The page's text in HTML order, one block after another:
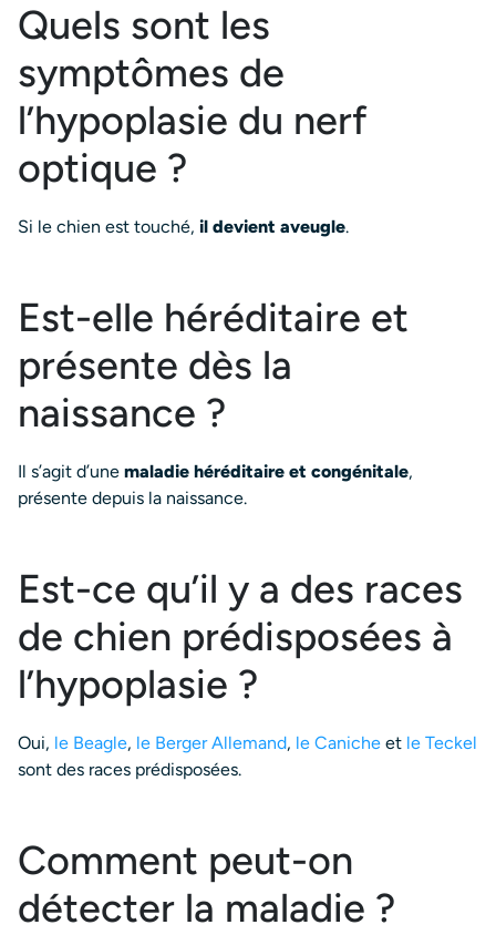
Quels sont les
symptômes de
l’hypoplasie du nerf
optique ?
Si le chien est touché, il devient aveugle.
Est-elle héréditaire et
présente dès la
naissance ?
Il s’agit d’une maladie héréditaire et congénitale,
présente depuis la naissance.
Est-ce qu’il y a des races
de chien prédisposées à
l’hypoplasie ?
Oui, le Beagle, le Berger Allemand, le Caniche et le Teckel
sont des races prédisposées.
Comment peut-on
détecter la maladie ?